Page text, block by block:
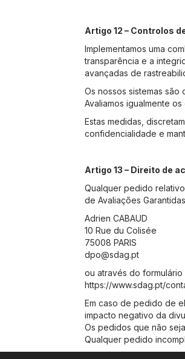
Artigo 12 – Controlos
Implementamos uma
transparência e a
avançadas de
Os nossos sistemas
Avaliamos igualmente
Estas medidas,
confidencialidade e
Artigo 13 – Direito de
Qualquer pedido
de Avaliações
Adrien CABAUD
10 Rue du Colisée
75008 PARIS
dpo@sdag.pt
ou através do
https://www.sdag.pt/
Em caso de pedido de
impacto negativo da
Os pedidos que não
Qualquer pedido